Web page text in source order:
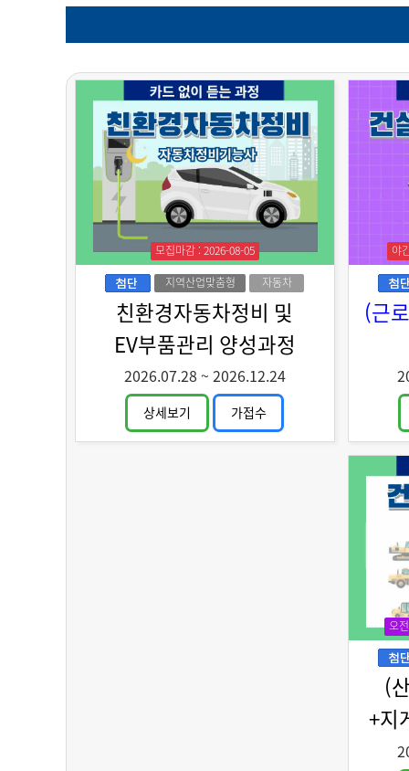
모집마감 : 2026-08-05
지역산업맞춤형
인력양성
자동차
친환경자동차정비 및
EV부품관리 양성과정
2026.07.28 ~ 2026.12.24
상세보기 가접수
야
(근
오전
(
+지